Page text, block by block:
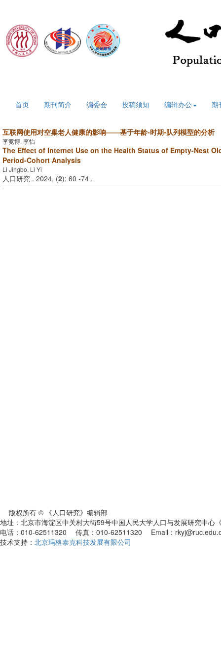
首页 期刊简介 编委会 投稿须知 编辑办公 期
互联网使用对空巢老人健康的影响——基于年龄-时期-队列模型的分析
李竞博, 李怡
The Effect of Internet Use on the Health Status of Empty-Nest
Period-Cohort Analysis
Li Jingbo, Li Yi
人口研究 . 2024, (2): 60 -74 .
版权所有 © 《人口研究》编辑部
地址：北京市海淀区中关村大街59号中国人民大学人口与发展研究中
电话：010-62511320 传真：010-62511320 Email：
技术支持： 北京玛格泰克科技发展有限公司